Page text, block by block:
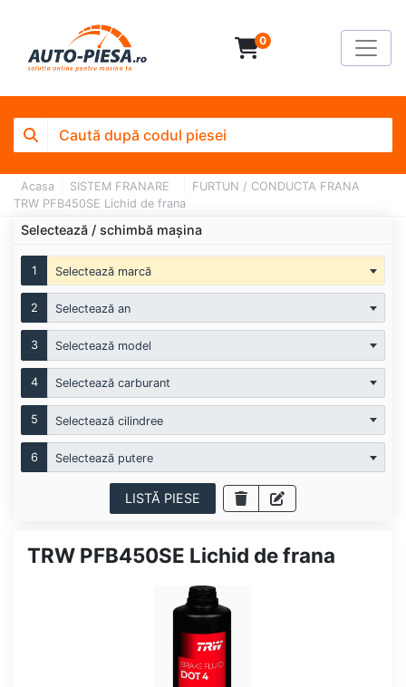
0
Acasa SISTEM FRANARE
FURTUN / CONDUCTA FRANA
TRW PFB450SE Lichid de frana
Selectează / schimbă mașina
1 Selectează marcă
2 Selectează an
3 Selectează model
4 Selectează carburant
5 Selectează cilindree
6 Selectează putere
LISTĂ PIESE
TRW PFB450SE Lichid de frana